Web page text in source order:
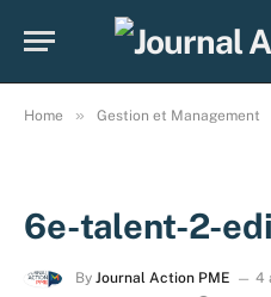
Home » Gestion et Management
6e-talent-2-
By Journal Action PME
4